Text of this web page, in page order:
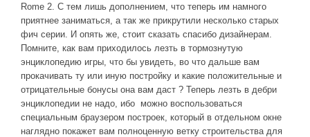
Rome 2. С тем лишь дополнением, что теперь им намного
приятнее заниматься, а так же прикрутили несколько старых
фич серии. И опять же, стоит сказать спасибо дизайнерам.
Помните, как вам приходилось лезть в тормознутую
энциклопедию игры, что бы увидеть, во что дальше вам
прокачивать ту или иную постройку и какие положительные и
отрицательные бонусы она вам даст ? Теперь лезть в дебри
энциклопедии не надо, ибо можно воспользоваться
специальным браузером построек, который в отдельном окне
наглядно покажет вам полноценную ветку строительства для